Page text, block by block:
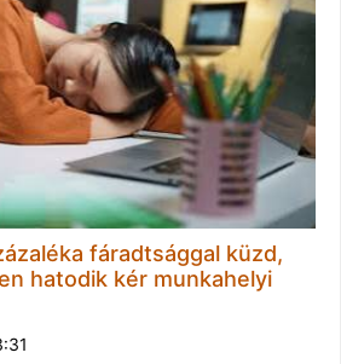
fáradtsággal küzd,
hatodik kér munkahelyi